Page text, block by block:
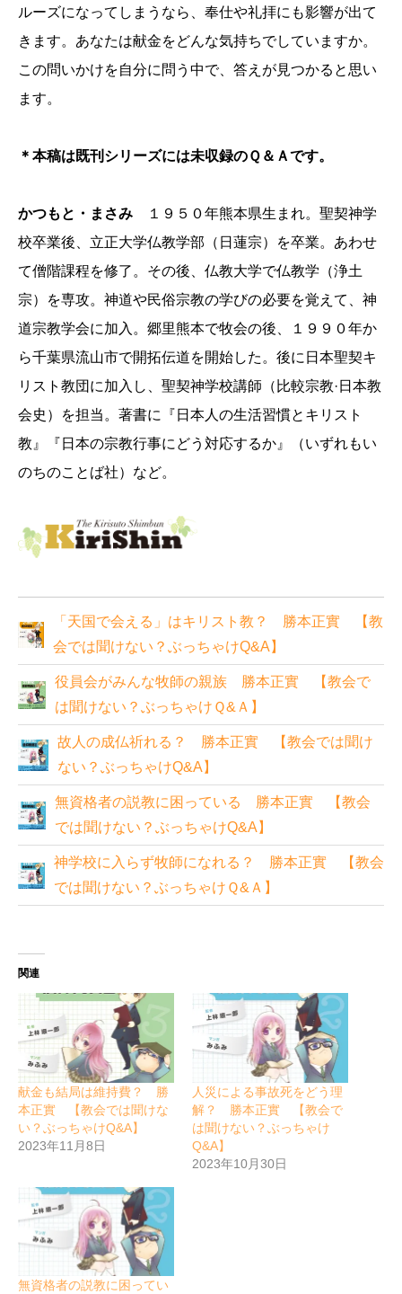
ルーズになってしまうなら、奉仕や礼拝にも影響が出て
きます。あなたは献金をどんな気持ちでしていますか。
この問いかけを自分に問う中で、答えが見つかると思い
ます。
＊本稿は既刊シリーズには未収録のＱ＆Ａです。
かつもと・まさみ １９５０年熊本県生まれ。聖契神学
校卒業後、立正大学仏教学部（日蓮宗）を卒業。あわせ
て僧階課程を修了。その後、仏教大学で仏教学（浄土
宗）を専攻。神道や民俗宗教の学びの必要を覚えて、神
道宗教学会に加入。郷里熊本で牧会の後、１９９０年か
ら千葉県流山市で開拓伝道を開始した。後に日本聖契キ
リスト教団に加入し、聖契神学校講師（比較宗教·日本教
会史）を担当。著書に『日本人の生活習慣とキリスト
教』『日本の宗教行事にどう対応するか』（いずれもい
のちのことば社）など。
「天国で会える」はキリスト教？ 勝本正實 【教
会では聞けない？ぶっちゃけQ&A】
役員会がみんな牧師の親族 勝本正實 【教会で
は聞けない？ぶっちゃけＱ&Ａ】
故人の成仏祈れる？ 勝本正實 【教会では聞け
ない？ぶっちゃけQ&A】
無資格者の説教に困っている 勝本正實 【教会
では聞けない？ぶっちゃけQ&A】
神学校に入らず牧師になれる？ 勝本正實 【教会
では聞けない？ぶっちゃけＱ&Ａ】
関連
献金も結局は維持費？ 勝
本正實 【教会では聞けな
い？ぶっちゃけQ&A】
2023年11月8日
人災による事故死をどう理
解？ 勝本正實 【教会で
は聞けない？ぶっちゃけ
Q&A】
2023年10月30日
無資格者の説教に困ってい